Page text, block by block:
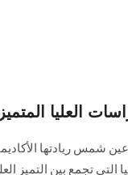
العليا
شمس ريادتها
التي تجمع بين التميز